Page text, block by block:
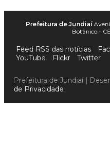
Prefeitura de Jundiaí
Botânico -
Feed RSS das notícias
YouTube
Flickr Twitter
Prefeitura de Jundiaí |
de Privacidade